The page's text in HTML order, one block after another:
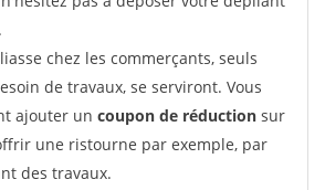
chez les commerçants, seuls
de travaux, se serviront. Vous
ajouter un coupon de réduction sur
une ristourne par exemple, par
des travaux.